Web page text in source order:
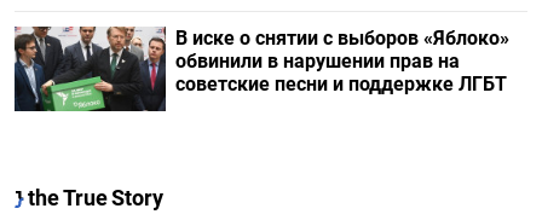
В иске о снятии с выборов «Яблоко»
обвинили в нарушении прав на
советские песни и поддержке ЛГБТ